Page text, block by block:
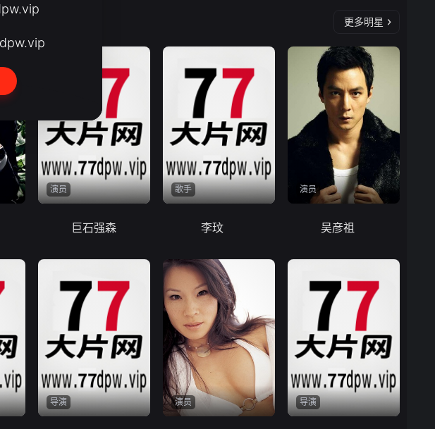
更多明星
演员
巨石强森
歌手
李玟
演员
吴彦祖
导演 演员 导演